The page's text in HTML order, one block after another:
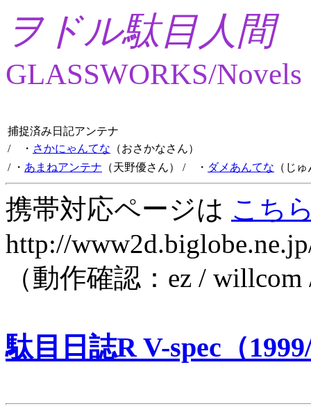
ヲドル駄目人間
GLASSWORKS/Novels
捕捉済み日記アンテナ
/ ・ さかにゃんてな （おさかなさん）
/ ・ あまねアンテナ （天野優さん） / ・ ダメあんてな （じ
携帯対応ページは こち
http://
（動作確認：ez /
駄目日誌R V-spec（